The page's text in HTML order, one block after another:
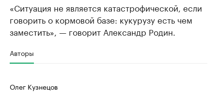
«Ситуация не является катастрофической, если
говорить о кормовой базе: кукурузу есть чем
заместить», — говорит Александр Родин.
Авторы
Олег Кузнецов